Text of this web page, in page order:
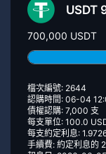
USDT
700,000 USDT
檔次編號: 2644
認購時間: 06-04
債權認購: 7,000 支
每支單位: 100.0
每支約定利息:
手續費: 約定利息的